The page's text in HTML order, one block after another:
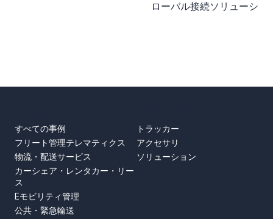
ローバル接続ソリューショ
すべての事例
フリート管理テレマティクス
物流・配送サービス
カーシェア・レンタカー・リー
ス
Eモビリティ管理
公共・緊急輸送
トラッカー
アクセサリ
ソリューション